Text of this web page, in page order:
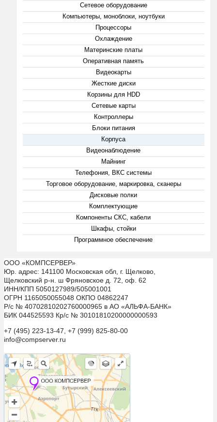
Сетевое оборудование
Компьютеры, моноблоки, ноутбуки
Процессоры
Охлаждение
Материнские платы
Оперативная память
Видеокарты
Жесткие диски
Корзины для HDD
Сетевые карты
Контроллеры
Блоки питания
Корпуса
Видеонаблюдение
Майнинг
Телефония, ВКС системы
Торговое оборудование, маркировка, сканеры
Дисковые полки
Комплектующие
Компоненты СКС, кабели
Шкафы, стойки
Программное обеспечение
ООО «КОМПСЕРВЕР»
Юр. адрес: 141100 Московская обл, г. Щелково,
Щелковский р-н. ш Фряновское д. 72, оф. 62
ИНН/КПП 5050127989/505001001
ОГРН 1165050055048 ОКПО 04862247
Р/с № 40702810202760000965 в АО «АЛЬФА-БАНК»
БИК 044525593 Кр/с № 30101810200000000593
+7 (495) 223-13-47, +7 (999) 825-80-00
info@compserver.ru